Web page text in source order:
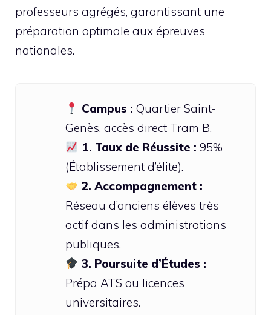
professeurs agrégés, garantissant une
préparation optimale aux épreuves
nationales.
Campus : Quartier Saint-
Genès, accès direct Tram B.
1. Taux de Réussite : 95%
(Établissement d’élite).
2. Accompagnement :
Réseau d’anciens élèves très
actif dans les administrations
publiques.
3. Poursuite d’Études :
Prépa ATS ou licences
universitaires.